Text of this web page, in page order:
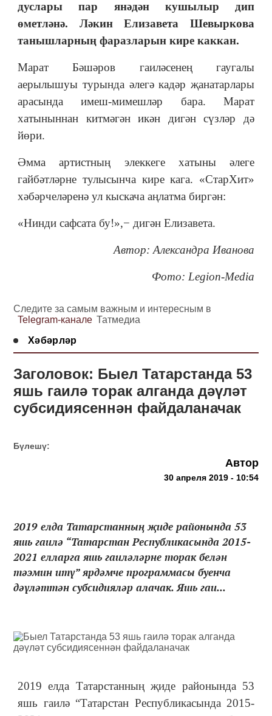
дуслары пар янәдән
кушылыр дип
өметләнә. Ләкин Елизавета Шевыркова
танышларның фаразларын кире каккан.
Марат Бәшәров гаиләсенең гаугалы
аерылышуы турында әлегә кадәр җанатарлары
арасында имеш-мимешләр бара. Марат
хатыныннан китмәгән икән дигән сүзләр дә
йөри.
Әмма артистның элеккеге хатыны әлеге
гайбәтләрне тулысынча кире кага. «СтарХит»
хәбәрчеләренә ул кыскача аңлатма биргән:
«Нинди сафсата бу!»,− дигән Елизавета.
Автор: Александра Иванова
Фото: Legion-Media
Следите за самым важным и интересным в
Telegram-канале Татмедиа
Хәбәрләр
Заголовок: Быел Татарстанда 53
яшь гаилә торак алганда дәүләт
субсидиясеннән файдаланачак
Бүлешү:
Автор
30 апреля 2019 - 10:54
2019 елда Татарстанның җиде районында 53
яшь гаилә “Татарстан Республикасында 2015-
2021 елларга яшь гаиләләрне торак белән
тәэмин итү” ярдәмче программасы буенча
дәүләттән субсидияләр алачак. Яшь гаи...
2019 елда Татарстанның җиде районында 53
яшь гаилә “Татарстан Республикасында 2015-